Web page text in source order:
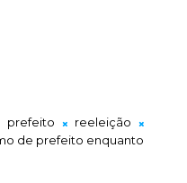
prefeito
reeleição
de prefeito enquanto